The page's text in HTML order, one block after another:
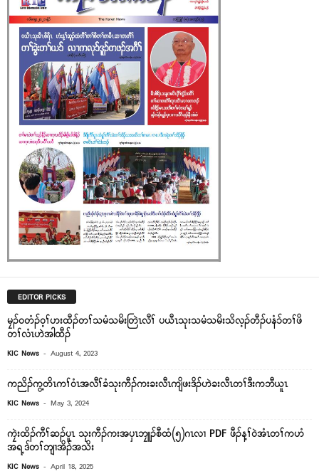
EDITOR PICKS
မၠၣ်၀တံၣ်၀့ၢ်ဟးထီၣ်တၢ်သမံသမိးတြဲၤလီၢ် ပယီၤသုးသမံသမိးသိလ့ၣ်တီၣ်ပနံ၁်တၢ်ဖိ
တၢ်လံၤဟဲအါထီၣ်
KIC News - August 4, 2023
ကညိၣ်ကွ့တိၤကၢ်၀ံၤအလီၢ်ခံသုးကီၣ်ကးခးလီၤကျိဖးဒိၣ်ဟဲခးလီၤတၢ်ဒီးကဘီယူၤ
KIC News - May 3, 2024
ကၠဲးထိၣ်ကီၢ်ဆၣ်ပူၤ သုးကီၣ်ကးအပှၤဘၠူၣ်စီထံ(၅)ဂၤလၢ PDF ဖီၣ်န့ၢ်၀ဲအံၤတၢ်ကဟံ
အရ့ဒ်တၢ်ဘျၢအိၣ်အသိး
KIC News - April 18, 2025